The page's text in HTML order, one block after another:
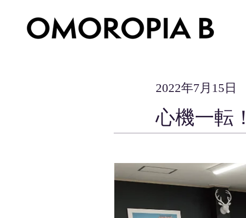
心機一転！
2022年7月15日